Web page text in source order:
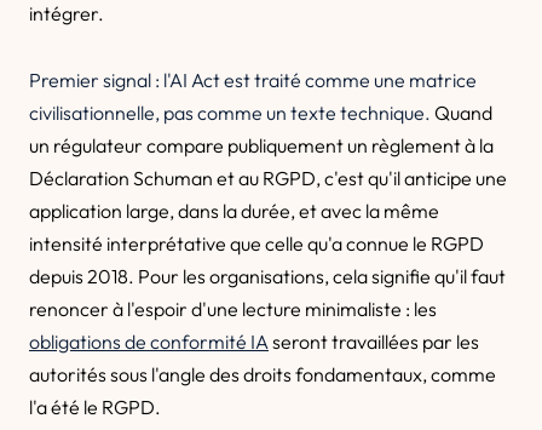
intégrer.
Premier signal : l'AI Act est traité comme une matrice
civilisationnelle, pas comme un texte technique. Quand
un régulateur compare publiquement un règlement à la
Déclaration Schuman et au RGPD, c'est qu'il anticipe une
application large, dans la durée, et avec la même
intensité interprétative que celle qu'a connue le RGPD
depuis 2018. Pour les organisations, cela signifie qu'il faut
renoncer à l'espoir d'une lecture minimaliste : les
obligations de conformité IAseront travaillées par les
autorités sous l'angle des droits fondamentaux, comme
l'a été le RGPD.